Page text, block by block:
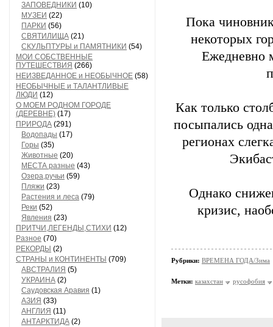
ЗАПОВЕДНИКИ (10)
МУЗЕИ (22)
ПАРКИ (56)
СВЯТИЛИЩА (21)
СКУЛЬПТУРЫ и ПАМЯТНИКИ (54)
МОИ СОБСТВЕННЫЕ
ПУТЕШЕСТВИЯ (266)
НЕИЗВЕДАННОЕ и НЕОБЫЧНОЕ (58)
НЕОБЫЧНЫЕ и ТАЛАНТЛИВЫЕ
ЛЮДИ (12)
О МОЕМ РОДНОМ ГОРОДЕ
(ДЕРЕВНЕ) (17)
ПРИРОДА (291)
Водопады (17)
Горы (35)
Животные (20)
МЕСТА разные (43)
Озера,ручьи (59)
Пляжи (23)
Растения и леса (79)
Реки (52)
Явления (23)
ПРИТЧИ,ЛЕГЕНДЫ,СТИХИ (12)
Разное (70)
РЕКОРДЫ (2)
СТРАНЫ и КОНТИНЕНТЫ (709)
АВСТРАЛИЯ (5)
УКРАИНА (2)
Саудовская Аравия (1)
АЗИЯ (33)
АНГЛИЯ (11)
АНТАРКТИДА (2)
Пока
некоторых
Ежедневно
Как только
посыпались
регионах
Однако
кризис,
Рубрики: ВРЕМЕНА ГОДА/Зима
Метки: казахстан русофобия